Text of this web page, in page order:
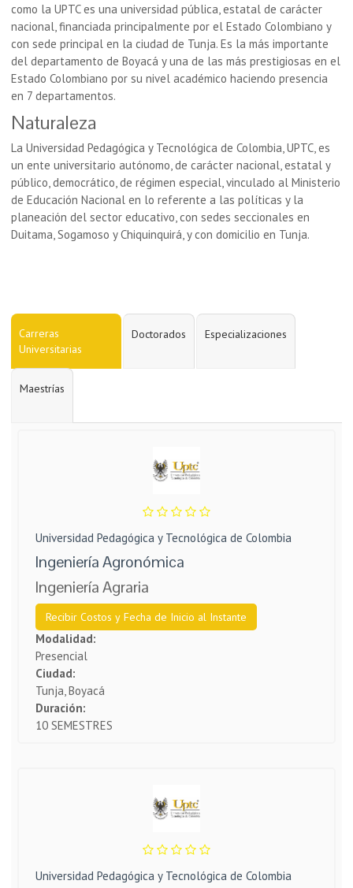
como la UPTC es una universidad pública, estatal de carácter
nacional, financiada principalmente por el Estado Colombiano y
con sede principal en la ciudad de Tunja. Es la más importante
del departamento de Boyacá y una de las más prestigiosas en el
Estado Colombiano por su nivel académico haciendo presencia
en 7 departamentos.
Naturaleza
La Universidad Pedagógica y Tecnológica de Colombia, UPTC, es
un ente universitario autónomo, de carácter nacional, estatal y
público, democrático, de régimen especial, vinculado al Ministerio
de Educación Nacional en lo referente a las políticas y la
planeación del sector educativo, con sedes seccionales en
Duitama, Sogamoso y Chiquinquirá, y con domicilio en Tunja.
Carreras
Universitarias
Doctorados Especializaciones
Maestrías
Universidad Pedagógica y Tecnológica de Colombia
Ingeniería Agronómica
Ingeniería Agraria
Recibir Costos y Fecha de Inicio al Instante
Modalidad:
Presencial
Ciudad:
Tunja, Boyacá
Duración:
10 SEMESTRES
Universidad Pedagógica y Tecnológica de Colombia